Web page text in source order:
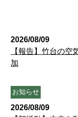
2026/08/09
【報告】竹台の
加
お知らせ
2026/08/09